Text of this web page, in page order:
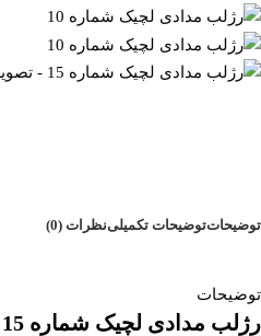
توضیحاتتوضیحات تکمیلینظرات (0)
توضیحات
رژلب مدادی لچیک شماره 15